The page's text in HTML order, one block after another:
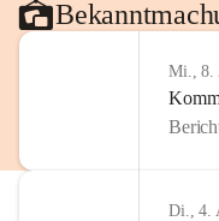
Mi., 8.
Di., 4.